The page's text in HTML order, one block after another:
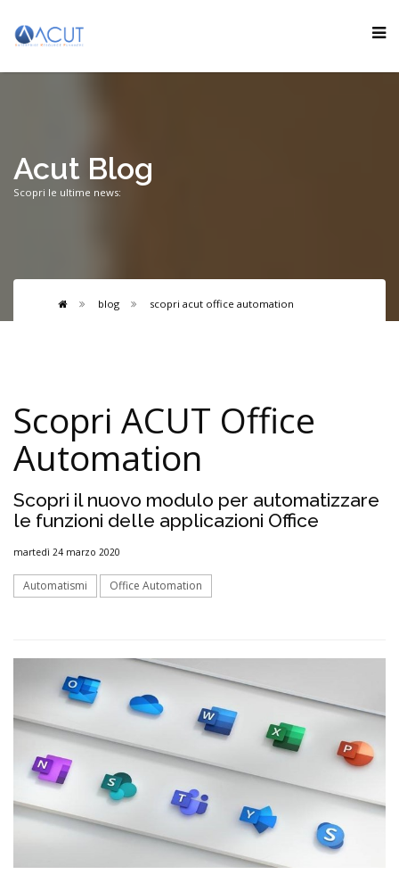
Acut Blog
Scopri le ultime news:
blog scopri acut office automation
Scopri ACUT Office
Automation
Scopri il nuovo modulo per automatizzare
le funzioni delle applicazioni Office
martedì 24 marzo 2020
Automatismi Office Automation